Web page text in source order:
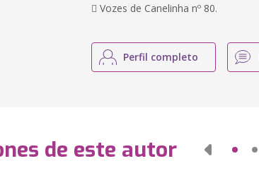
 Vozes de Canelinha nº 80.
Perfil completo
de este autor